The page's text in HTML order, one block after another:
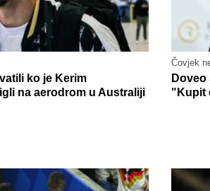
ko je Kerim
na aerodrom u Australiji
Čovjek
"Kupit